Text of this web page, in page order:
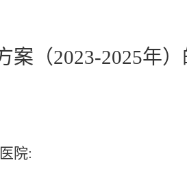
（2023-2025年）
院: